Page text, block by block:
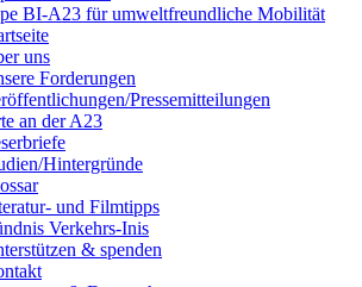
BI-A23 für umweltfreundliche Mobilität
uns
Forderungen
Pressemitteilungen
an der A23
Hintergründe
und Filmtipps
Verkehrs-Inis
& spenden